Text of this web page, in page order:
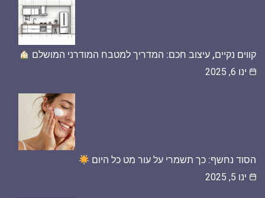
קווים נקיים, עיצוב חכם: המדריך למטבח המודרני המושלם
ינו 6, 2025
הסוד נחשף: כך תשמרי על עור מט כל היום
ינו 5, 2025